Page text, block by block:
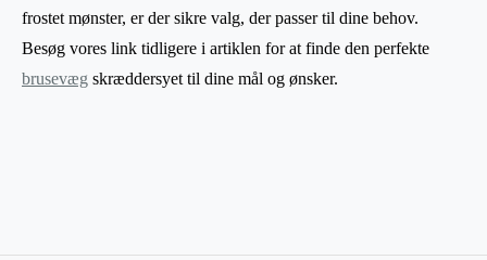
frostet mønster, er der sikre valg, der passer til dine behov.
Besøg vores link tidligere i artiklen for at finde den perfekte
brusevæg skræddersyet til dine mål og ønsker.